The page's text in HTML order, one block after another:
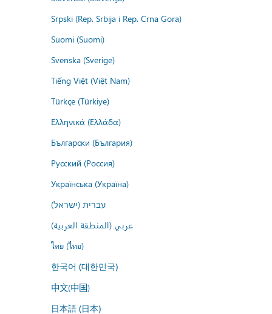
Srpski (Rep. Srbija i Rep. Crna Gora)
Suomi (Suomi)
Svenska (Sverige)
Tiếng Việt (Việt Nam)
Türkçe (Türkiye)
Ελληνικά (Ελλάδα)
Български (България)
Русский (Россия)
Українська (Україна)
עברית (ישראל)
عربي (المنطقة العربية)
ไทย (ไทย)
한국어 (대한민국)
中文(中国)
日本語 (日本)